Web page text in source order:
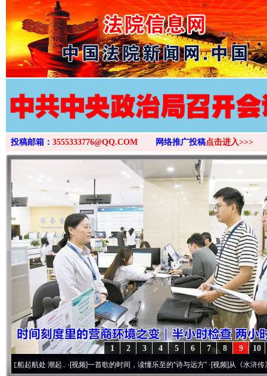
>
投稿邮箱： 3555333776@QQ.COM 网络推广投稿点击进入>>>
10
9
8
7
6
5
4
3
2
1
处 潮起..·[视频]一首歌的时间，读懂乐至的“诗与远方”·[视频]从《水浒传》看间谍